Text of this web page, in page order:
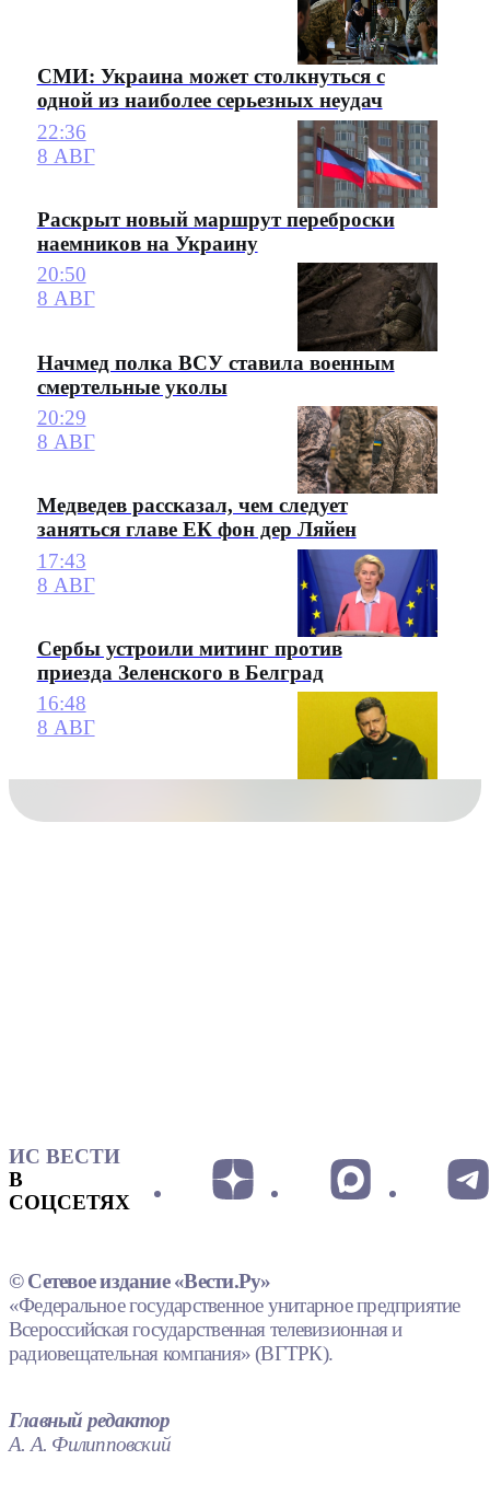
СМИ: Украина может столкнуться с
одной из наиболее серьезных неудач
22:36
8 АВГ
Раскрыт новый маршрут переброски
наемников на Украину
20:50
8 АВГ
Начмед полка ВСУ ставила военным
смертельные уколы
20:29
8 АВГ
Медведев рассказал, чем следует
заняться главе ЕК фон дер Ляйен
17:43
8 АВГ
Сербы устроили митинг против
приезда Зеленского в Белград
16:48
8 АВГ
ИС ВЕСТИ
В
СОЦСЕТЯХ
© Сетевое издание «Вести.Ру»
«Федеральное государственное унитарное предприятие
Всероссийская государственная телевизионная и
радиовещательная компания» (ВГТРК).
Главный редактор
А. А. Филипповский